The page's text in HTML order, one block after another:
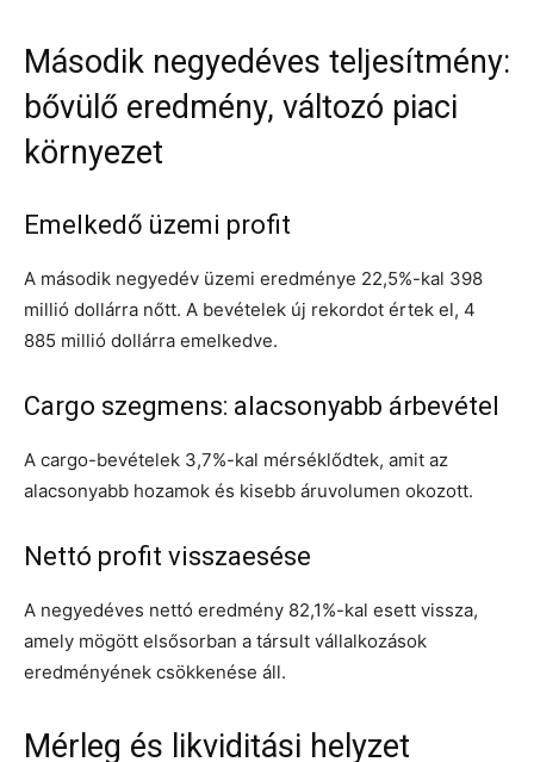
Második negyedéves teljesítmény:
bővülő eredmény, változó piaci
környezet
Emelkedő üzemi profit
A második negyedév üzemi eredménye 22,5%-kal 398
millió dollárra nőtt. A bevételek új rekordot értek el, 4
885 millió dollárra emelkedve.
Cargo szegmens: alacsonyabb árbevétel
A cargo-bevételek 3,7%-kal mérséklődtek, amit az
alacsonyabb hozamok és kisebb áruvolumen okozott.
Nettó profit visszaesése
A negyedéves nettó eredmény 82,1%-kal esett vissza,
amely mögött elsősorban a társult vállalkozások
eredményének csökkenése áll.
Mérleg és likviditási helyzet